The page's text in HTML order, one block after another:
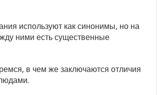
используют как синонимы, но на
ними есть существенные
в чем же заключаются отличия